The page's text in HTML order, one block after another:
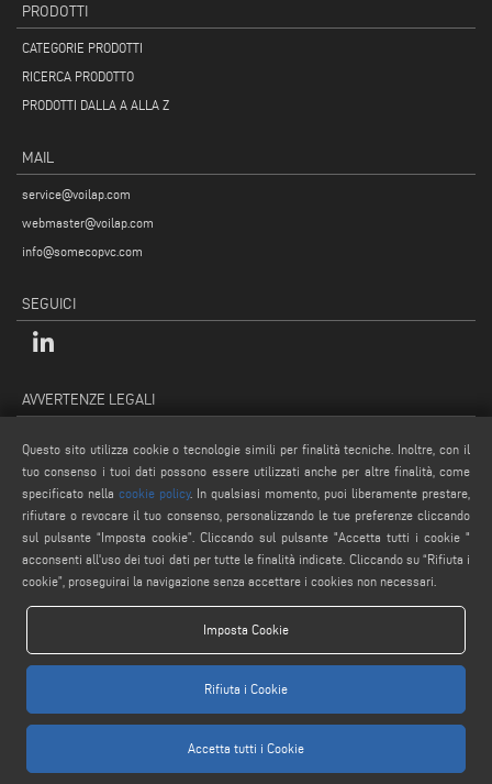
PRODOTTI
CATEGORIE PRODOTTI
RICERCA PRODOTTO
PRODOTTI DALLA A ALLA Z
MAIL
service@voilap.com
webmaster@voilap.com
info@somecopvc.com
SEGUICI
AVVERTENZE LEGALI
NOTE LEGALI
COOKIE POLICY
CONDIZIONI GENERALI DI VENDITA
www.voilap.com
Questo sito utilizza cookie o tecnologie simili per finalità tecniche. Inoltre, con il
tuo consenso i tuoi dati possono essere utilizzati anche per altre finalità, come
specificato nella cookie policy. In qualsiasi momento, puoi liberamente prestare,
rifiutare o revocare il tuo consenso, personalizzando le tue preferenze cliccando
sul pulsante “Imposta cookie”. Cliccando sul pulsante "Accetta tutti i cookie "
acconsenti all'uso dei tuoi dati per tutte le finalità indicate. Cliccando su “Rifiuta i
cookie”, proseguirai la navigazione senza accettare i cookies non necessari.
Imposta Cookie
Rifiuta i Cookie
Accetta tutti i Cookie